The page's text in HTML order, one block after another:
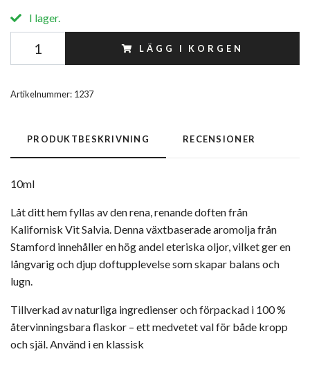
I lager.
LÄGG I KORGEN
Artikelnummer: 1237
PRODUKTBESKRIVNING RECENSIONER
10ml
Låt ditt hem fyllas av den rena, renande doften från
Kalifornisk Vit Salvia. Denna växtbaserade aromolja från
Stamford innehåller en hög andel eteriska oljor, vilket ger en
långvarig och djup doftupplevelse som skapar balans och
lugn.
Tillverkad av naturliga ingredienser och förpackad i 100 %
återvinningsbara flaskor – ett medvetet val för både kropp
och själ. Använd i en klassisk